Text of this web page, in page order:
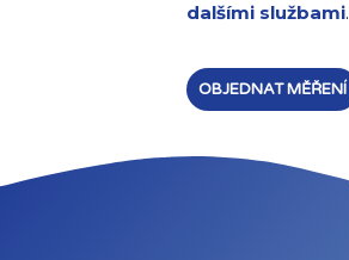
dalšími službami.
OBJEDNAT MĚŘENÍ